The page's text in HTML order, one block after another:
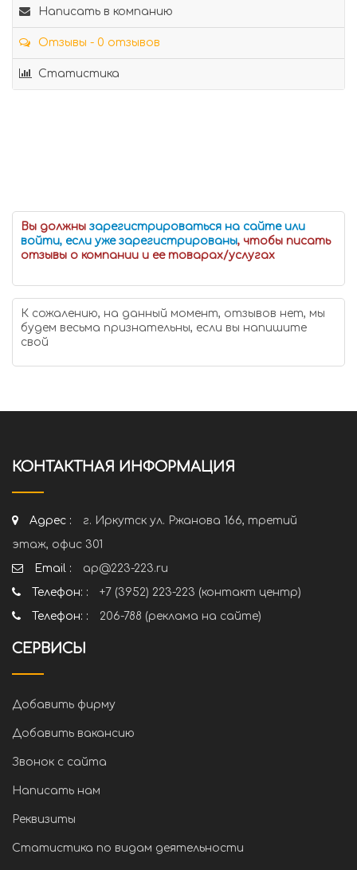
Написать в компанию
Отзывы - 0 отзывов
Статистика
Вы должны зарегистрироваться на сайте или
войти, если уже зарегистрированы, чтобы писать
отзывы о компании и ее товарах/услугах
К сожалению, на данный момент, отзывов нет, мы
будем весьма признательны, если вы напишите
свой
КОНТАКТНАЯ ИНФОРМАЦИЯ
Адрес :
г. Иркутск ул. Ржанова 166, третий
этаж, офис 301
Email :
ap@223-223.ru
Телефон: :
+7 (3952) 223-223 (контакт центр)
Телефон: :
206-788 (реклама на сайте)
СЕРВИСЫ
Добавить фирму
Добавить вакансию
Звонок с сайта
Написать нам
Реквизиты
Статистика по видам деятельности